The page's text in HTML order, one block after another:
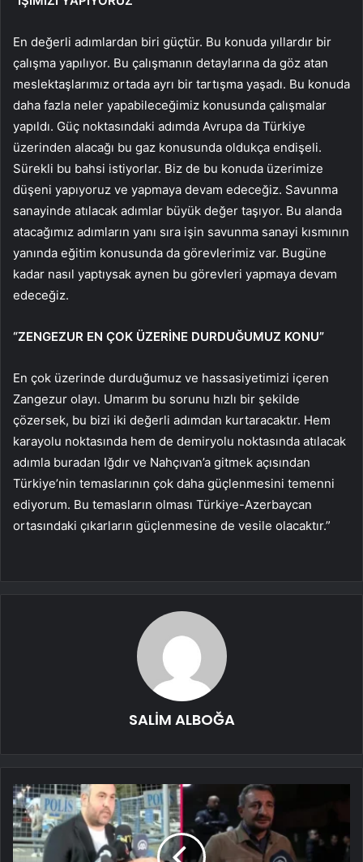
En değerli adımlardan biri güçtür. Bu konuda yıllardır bir
çalışma yapılıyor. Bu çalışmanın detaylarına da göz atan
meslektaşlarımız ortada ayrı bir tartışma yaşadı. Bu konuda
daha fazla neler yapabileceğimiz konusunda çalışmalar
yapıldı. Güç noktasındaki adımda Avrupa da Türkiye
üzerinden alacağı bu gaz konusunda oldukça endişeli.
Sürekli bu bahsi istiyorlar. Biz de bu konuda üzerimize
düşeni yapıyoruz ve yapmaya devam edeceğiz. Savunma
sanayinde atılacak adımlar büyük değer taşıyor. Bu alanda
atacağımız adımların yanı sıra işin savunma sanayi kısmının
yanında eğitim konusunda da görevlerimiz var. Bugüne
kadar nasıl yaptıysak aynen bu görevleri yapmaya devam
edeceğiz.
“ZENGEZUR EN ÇOK ÜZERİNE DURDUĞUMUZ KONU”
En çok üzerinde durduğumuz ve hassasiyetimizi içeren
Zangezur olayı. Umarım bu sorunu hızlı bir şekilde
çözersek, bu bizi iki değerli adımdan kurtaracaktır. Hem
karayolu noktasında hem de demiryolu noktasında atılacak
adımla buradan Iğdır ve Nahçıvan’a gitmek açısından
Türkiye’nin temaslarının çok daha güçlenmesini temenni
ediyorum. Bu temasların olması Türkiye-Azerbaycan
ortasındaki çıkarların güçlenmesine de vesile olacaktır.”
SALİM ALBOĞA